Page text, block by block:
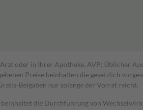
oder in Ihrer Apotheke. AVP: Üblicher
Preise beinhalten die gesetzlich
Beigaben nur solange der Vorrat reicht.
die Durchführung von